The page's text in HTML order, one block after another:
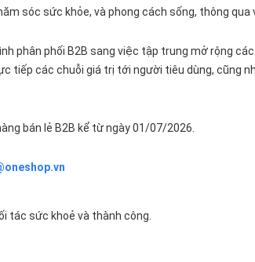
sóc sức khỏe, và phong cách sống, thông qua
phân phối B2B sang việc tập trung mở rộng
tiếp các chuỗi giá trị tới người tiêu dùng, cũng
bán lẻ B2B kể từ ngày 01/07/2026.
tác sức khoẻ và thành công.